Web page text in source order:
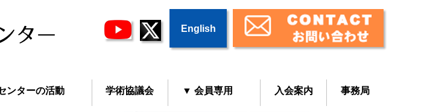
English
ンターの活動 学術協議会 ▼ 会員専用 入会案内 事務局